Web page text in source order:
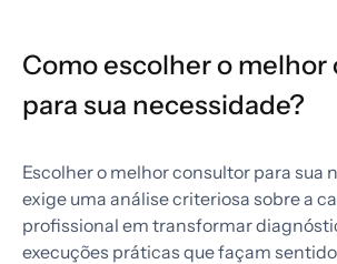
Como escolher o
para sua necessidade?
Escolher o melhor consultor para sua
exige uma análise criteriosa sobre a
profissional em transformar
execuções práticas que façam